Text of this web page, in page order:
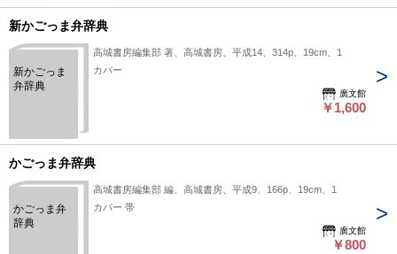
新かごっま弁辞典
新かごっま
弁辞典
高城書房編集部 著、高城書房、平成14、314p、19cm、1
カバー
廣文館
￥1,600
かごっま弁辞典
かごっま弁
辞典
高城書房編集部 編、高城書房、平成9、166p、19cm、1
カバー 帯
廣文館
￥800